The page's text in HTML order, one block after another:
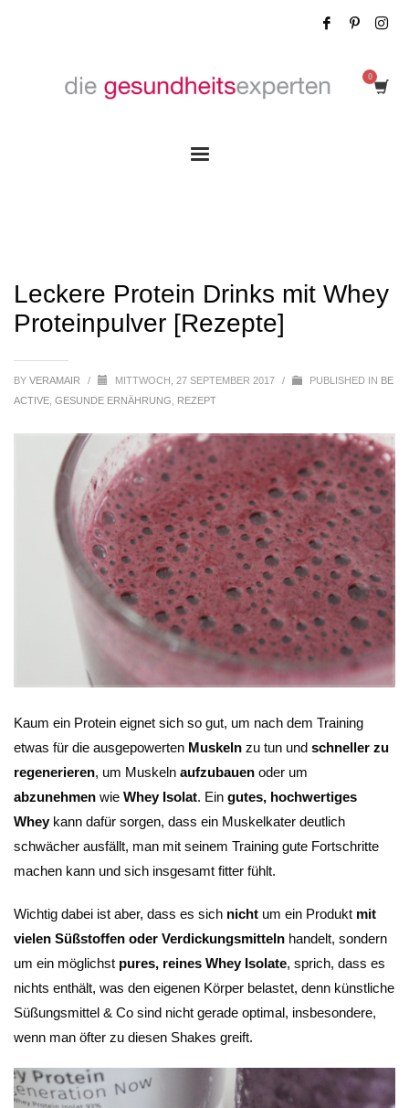
Leckere Protein Drinks mit Whey
Proteinpulver [Rezepte]
BY VERAMAIR / MITTWOCH, 27 SEPTEMBER 2017 / PUBLISHED IN BE
ACTIVE GESUNDE ERNÄHRUNG REZEPT
Kaum ein Protein eignet sich so gut, um nach dem Training
etwas für die ausgepowerten Muskeln zu tun und schneller zu
regenerieren, um Muskeln aufzubauen oder um
abzunehmen wie Whey Isolat. Ein gutes, hochwertiges
Wheykann dafür sorgen, dass ein Muskelkater deutlich
schwächer ausfällt, man mit seinem Training gute Fortschritte
machen kann und sich insgesamt fitter fühlt.
Wichtig dabei ist aber, dass es sich nicht um ein Produkt mit
vielen Süßstoffen oder Verdickungsmitteln handelt, sondern
um ein möglichst pures, reines Whey Isolate, sprich, dass es
nichts enthält, was den eigenen Körper belastet, denn künstliche
Süßungsmittel & Co sind nicht gerade optimal, insbesondere,
wenn man öfter zu diesen Shakes greift.